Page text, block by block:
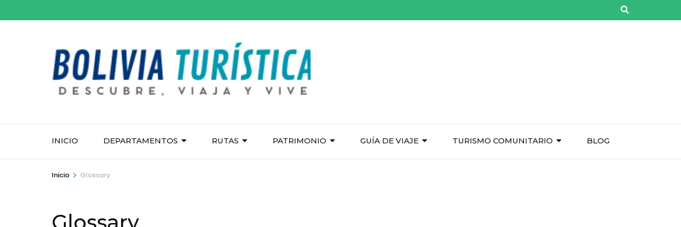
al
INICIO DEPARTAMENTOS RUTAS PATRIMONIO GUÍA DE VIAJE TURISMO COMUNITARIO BLOG
Inicio > Glossary